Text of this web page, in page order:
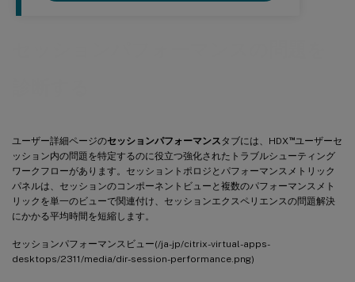
ユーザー詳細ページのセッションパフォーマンスタブには、HDX ™ユーザーセ
ッション内の問題を特定するのに役立つ強化されたトラブルシューティング
ワークフローがあります。セッショントポロジとパフォーマンスメトリック
パネルは、セッションのコンポーネントビューと複数のパフォーマンスメト
リックを単一のビューで関連付け、セッションエクスペリエンスの問題解決
にかかる平均時間を短縮します。
セッションパフォーマンスビュー(/ja-jp/citrix-virtual-apps-
desktops/2311/media/dir-session-performance.png)